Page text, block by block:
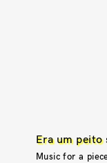
Era um peito
Music for a